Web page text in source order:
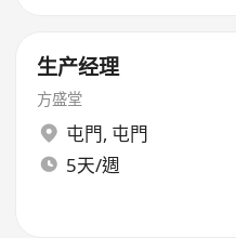
生产经理
方盛堂
屯門, 屯門
5天/週